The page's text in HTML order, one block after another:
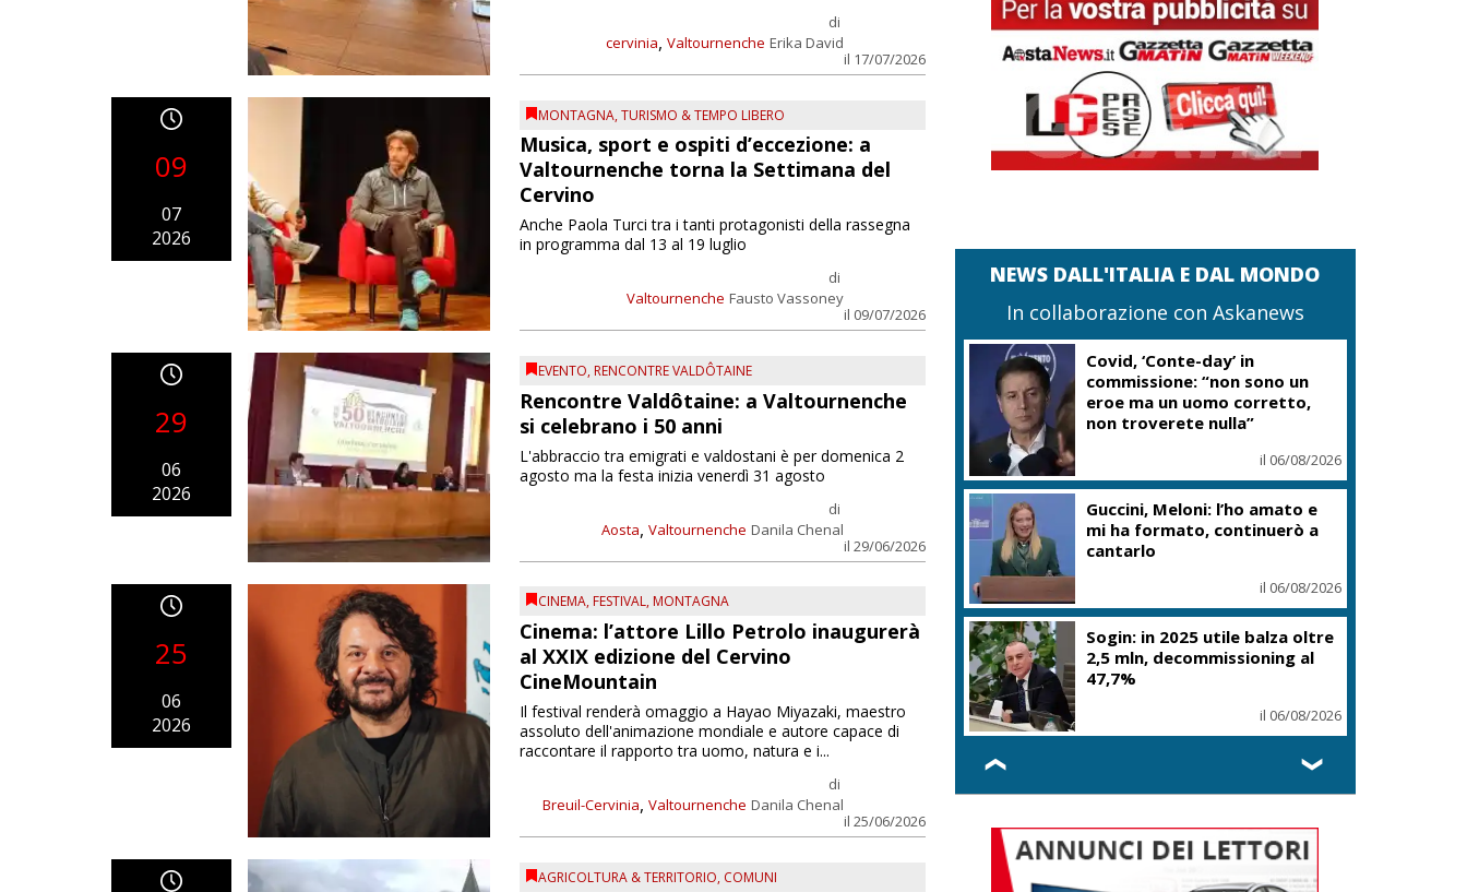
cervinia, Valtournenche
di
Erika David
il 17/07/2026
09
07
2026
MONTAGNA,TURISMO & TEMPO LIBERO
Musica, sport e ospiti d’eccezione: a
Valtournenche torna la Settimana del
Cervino
Valtournenche
di
Fausto Vassoney
il 09/07/2026
Anche Paola Turci tra i tanti protagonisti della rassegna
in programma dal 13 al 19 luglio
29
06
2026
EVENTO, RENCONTRE VALDÔTAINE
Rencontre Valdôtaine: a Valtournenche
si celebrano i 50 anni
Aosta, Valtournenche
di
Danila Chenal
il 29/06/2026
L'abbraccio tra emigrati e valdostani è per domenica 2
agosto ma la festa inizia venerdì 31 agosto
25
06
2026
CINEMA, FESTIVAL, MONTAGNA
Cinema: l’attore Lillo Petrolo inaugurerà
al XXIX edizione del Cervino
CineMountain
Breuil-Cervinia, Valtournenche
di
Danila Chenal
il 25/06/2026
Il festival renderà omaggio a Hayao Miyazaki, maestro
assoluto dell'animazione mondiale e autore capace di
raccontare il rapporto tra uomo, natura e i...
AGRICOLTURA & TERRITORIO, COMUNI
NEWS DALL'ITALIA E DAL MONDO
In collaborazione con Askanews
“Una notte di Casanova” di
Migliorini chiude Festival
teatro Volterra
Valle d’Aosta, torna la festa
del lardo di Arnad: c’è anche il
gelato
L.elettorale, tornano
malumori su alternanza, donne
Fi chiedono quote vere
il 06/08/2026
❮ ❯